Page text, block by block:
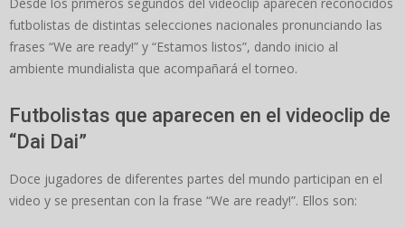
futbolistas de distintas selecciones nacionales pronunciando las
frases “We are ready!” y “Estamos listos”, dando inicio al
ambiente mundialista que acompañará el torneo.
Futbolistas que aparecen en el videoclip de
“Dai Dai”
Doce jugadores de diferentes partes del mundo participan en el
video y se presentan con la frase “We are ready!”. Ellos son: